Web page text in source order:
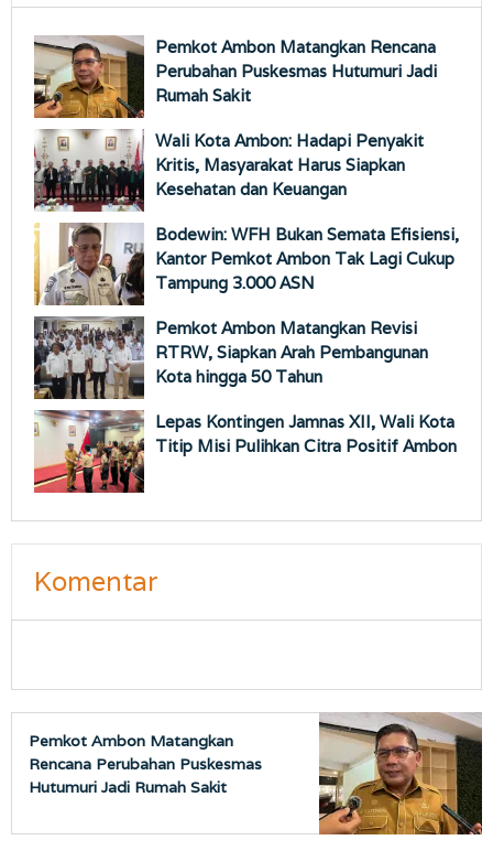
Pemkot Ambon Matangkan Rencana
Perubahan Puskesmas Hutumuri Jadi
Rumah Sakit
Wali Kota Ambon: Hadapi Penyakit
Kritis, Masyarakat Harus Siapkan
Kesehatan dan Keuangan
Bodewin: WFH Bukan Semata Efisiensi,
Kantor Pemkot Ambon Tak Lagi Cukup
Tampung 3.000 ASN
Pemkot Ambon Matangkan Revisi
RTRW, Siapkan Arah Pembangunan
Kota hingga 50 Tahun
Lepas Kontingen Jamnas XII, Wali Kota
Titip Misi Pulihkan Citra Positif Ambon
Komentar
Pemkot Ambon Matangkan
Rencana Perubahan Puskesmas
Hutumuri Jadi Rumah Sakit